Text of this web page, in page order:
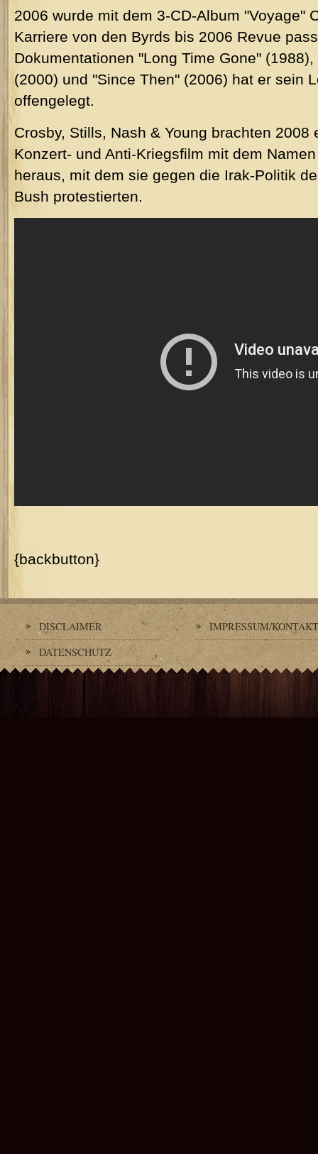
2006 wurde mit dem 3-CD-Album "Voyage"
Karriere von den Byrds bis 2006 Revue
Dokumentationen "Long Time Gone"
(2000) und "Since Then" (2006) hat er sein
offengelegt.
Crosby, Stills, Nash & Young brachten 2008
Konzert- und Anti-Kriegsfilm mit dem
heraus, mit dem sie gegen die Irak-Politik
Bush protestierten.
{backbutton}
DISCLAIMER
DATENSCHUTZ
IMPRESSUM/KONTAKT